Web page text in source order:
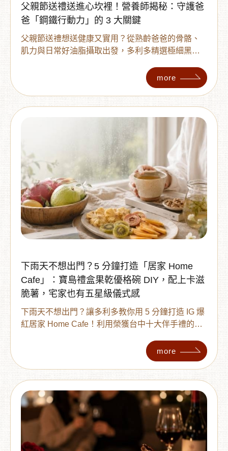
父親節送禮送進心坎裡！營養師揭秘：守護爸
爸「鋼鐵行動力」的 3 大關鍵
父親節送禮想送健康又實用？從熟齡爸爸的骨骼、
肌力與日常好油脂攝取出發，多利多精選極細黑芝
造爸爸日常行動力營養組合。本文整理營養補充 3
大關鍵、雙黑元氣飲與健康下午茶搭配方式，陪爸
more
下雨天不想出門？5 分鐘打造「居家 Home
Cafe」：寶島禮盒果乾優格碗 DIY，配上卡滋
脆薯，宅家也有五星級儀式感
下雨天不想出門？讓多利多教你用 5 分鐘打造 IG 爆
紅居家 Home Cafe！利用榮獲台中十大伴手禮的
水，搭配酥脆不油膩的卡滋脆薯。在家也能輕鬆享
受五星級下午茶儀式感，把梅雨季的煩悶變成美味
more